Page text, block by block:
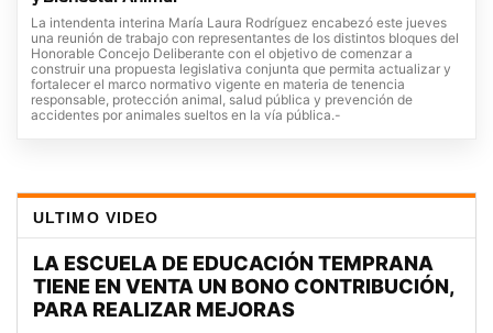
La intendenta interina María Laura Rodríguez encabezó este jueves
una reunión de trabajo con representantes de los distintos bloques del
Honorable Concejo Deliberante con el objetivo de comenzar a
construir una propuesta legislativa conjunta que permita actualizar y
fortalecer el marco normativo vigente en materia de tenencia
responsable, protección animal, salud pública y prevención de
accidentes por animales sueltos en la vía pública.-
ULTIMO VIDEO